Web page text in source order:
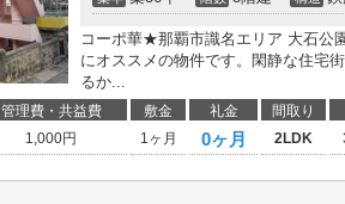
コーポ華★那覇市識名エリア 大石公
にオススメの物件です。閑静な住宅
るか...
管理費・共益費 敷金 礼金 間取り
1,000円 1ヶ月 0ヶ月 2LDK